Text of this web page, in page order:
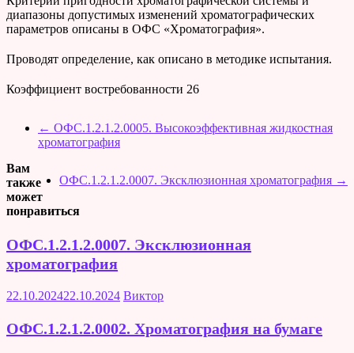
диапазоны допустимых изменений хроматографических
параметров описаны в ОФС «Хроматография».
Проводят определение, как описано в методике испытания.
Коэффициент востребованности 26
← ОФС.1.2.1.2.0005. Высокоэффективная жидкостная
хроматография
ОФС.1.2.1.2.0007. Эксклюзионная хроматография →
Вам
также
может
понравиться
ОФС.1.2.1.2.0007. Эксклюзионная
хроматография
22.10.202422.10.2024 Виктор
ОФС.1.2.1.2.0002. Хроматография на бумаге